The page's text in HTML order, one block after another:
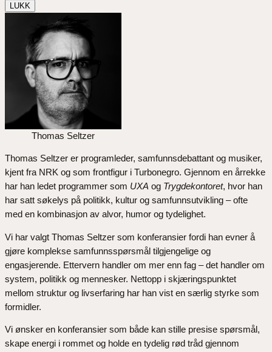
LUKK
Thomas Seltzer
Thomas Seltzer er programleder, samfunnsdebattant og musiker,
kjent fra NRK og som frontfigur i Turbonegro. Gjennom en årrekke
har han ledet programmer som UXA og Trygdekontoret, hvor han
har satt søkelys på politikk, kultur og samfunnsutvikling – ofte
med en kombinasjon av alvor, humor og tydelighet.
Vi har valgt Thomas Seltzer som konferansier fordi han evner å
gjøre komplekse samfunnsspørsmål tilgjengelige og
engasjerende. Ettervern handler om mer enn fag – det handler om
system, politikk og mennesker. Nettopp i skjæringspunktet
mellom struktur og livserfaring har han vist en særlig styrke som
formidler.
Vi ønsker en konferansier som både kan stille presise spørsmål,
skape energi i rommet og holde en tydelig rød tråd gjennom